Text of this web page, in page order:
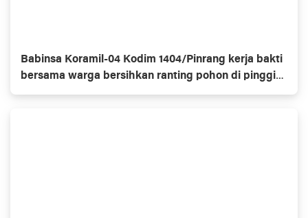
Babinsa Koramil-04 Kodim 1404/Pinrang kerja bakti
bersama warga bersihkan ranting pohon di pinggir
jalan